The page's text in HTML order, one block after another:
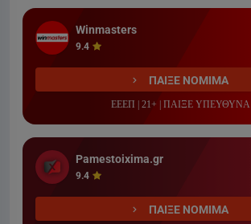
Winmasters
9.4
ΠΑΙΞΕ ΝΟΜΙΜΑ
ΕΕΕΠ | 21+ | ΠΑΙΞΕ ΥΠΕΥΘΥΝΑ
Pamestoixima.gr
9.4
ΠΑΙΞΕ ΝΟΜΙΜΑ